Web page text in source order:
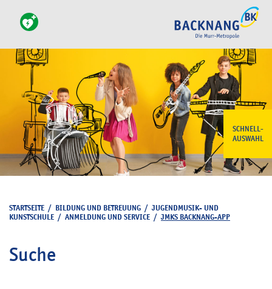
SCHNELL-
AUSWAHL
STARTSEITE / BILDUNG UND BETREUUNG /JUGENDMUSIK- UND
KUNSTSCHULE / ANMELDUNG UND SERVICE /JMKS BACKNANG-APP
Suche